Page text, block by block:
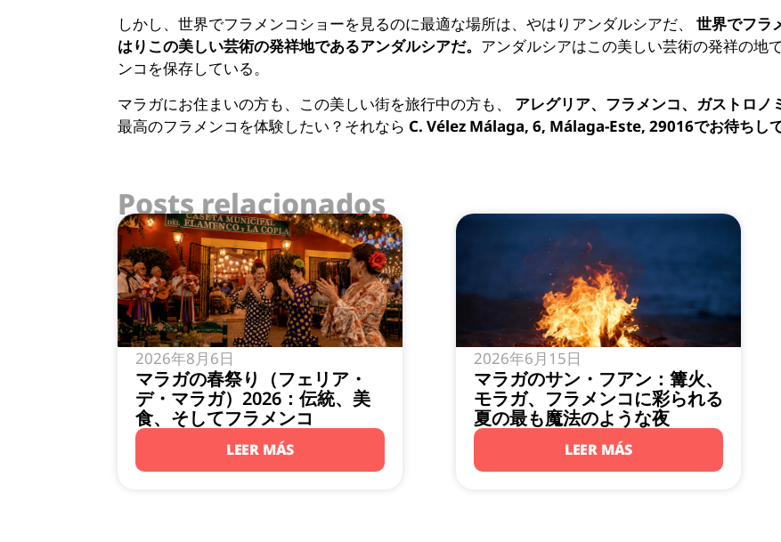
しかし、世界でフラメンコショーを見るのに最適な場所は、やはりアンダルシアだ、 世界でフラ
はりこの美しい芸術の発祥地であるアンダルシアだ。 アンダルシアはこの美しい芸術の発祥の地
ンコを保存している。
マラガにお住まいの方も、この美しい街を旅行中の方も、 アレグリア、フラメンコ、ガストロ
最高のフラメンコを体験したい？それなら C. Vélez Málaga, 6, Málaga-Este, 29016でお待ちして
Posts relacionados
2026年8月6日
マラガの春祭り（フェリア・
デ・マラガ）2026：伝統、美
食、そしてフラメンコ
LEER MÁS
2026年6月15日
マラガのサン・フアン：篝火、
モラガ、フラメンコに彩られる
夏の最も魔法のような夜
LEER MÁS